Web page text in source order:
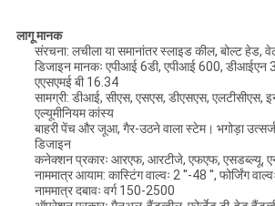
लागू मानक
संरचना: लचीला या समानांतर स्लाइड कील, बोल्ट हेड,
डिजाइन मानकः एपीआई 6डी, एपीआई 600, डीआईएन
एएसएमई बी 16.34
सामग्री: डीआई, सीएस, एसएस, डीएसएस, एलटीसीएस,
एल्यूमीनियम कांस्य
बाहरी पेंच और जूआ, गैर-उठने वाला स्टेम। भगोड़ा
डिजाइन
कनेक्शन प्रकारः आरएफ, आरटीजे, एफएफ, एसडब्ल्यू,
नाममात्र आयाम: कास्टिंग वाल्वः 2 ′′-48 ′′, फोर्जिंग
नाममात्र दबावः वर्ग 150-2500